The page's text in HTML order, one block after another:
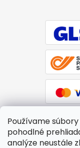
Používame
pohodlné
analýze neustále